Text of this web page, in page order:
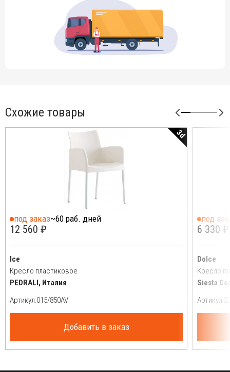
Схожие товары
3d
под заказ~60 раб. дней
12 560 ₽
Ice
Кресло пластиковое
PEDRALI, Италия
Артикул:
Добавить в заказ
под
6 330 ₽
Dolce
Кресло
Siesta
Артикул: